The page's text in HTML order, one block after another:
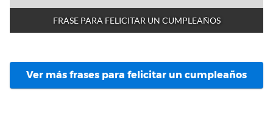
FRASE PARA FELICITAR UN CUMPLEAÑOS
Ver más frases para felicitar un cumpleaños